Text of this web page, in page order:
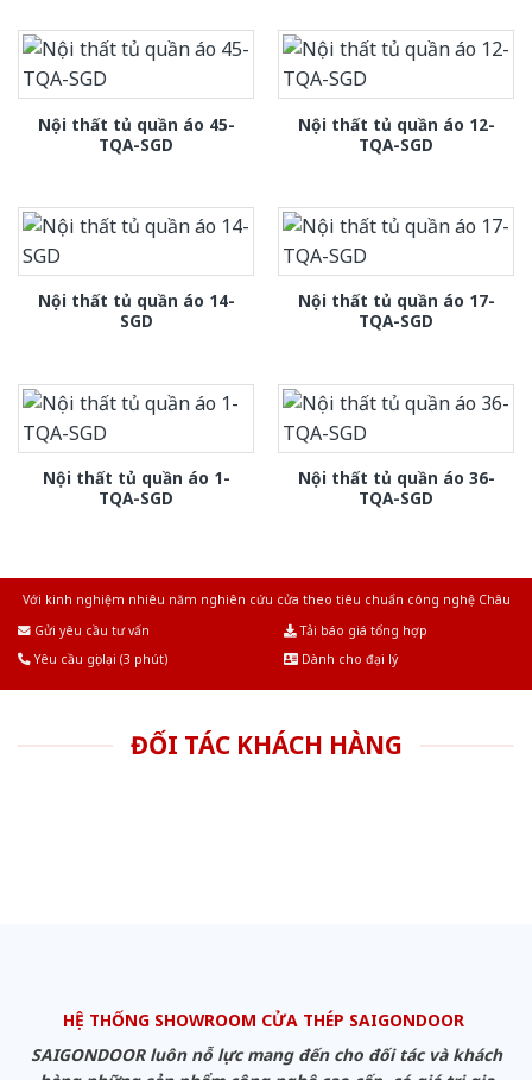
Nội thất tủ quần áo 45-
TQA-SGD
Nội thất tủ quần áo 12-
TQA-SGD
Nội thất tủ quần áo 14-
SGD
Nội thất tủ quần áo 17-
TQA-SGD
Nội thất tủ quần áo 1-
TQA-SGD
Nội thất tủ quần áo 36-
TQA-SGD
Với kinh nghiệm nhiêu năm nghiên cứu cửa theo tiêu chuẩn công nghệ Châu
Gửi yêu cầu tư vấn
Tải báo giá tổng hợp
Yêu cầu gọi lại (3 phút)
Dành cho đại lý
ĐỐI TÁC KHÁCH HÀNG
HỆ THỐNG SHOWROOM CỬA THÉP SAIGONDOOR
SAIGONDOOR luôn nỗ lực mang đến cho đối tác và khách